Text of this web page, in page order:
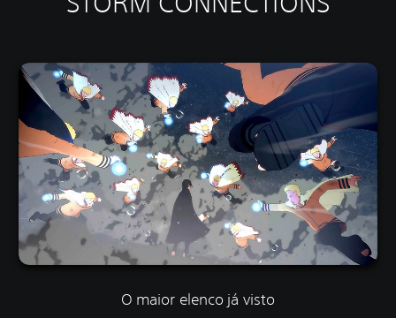
O maior elenco já visto